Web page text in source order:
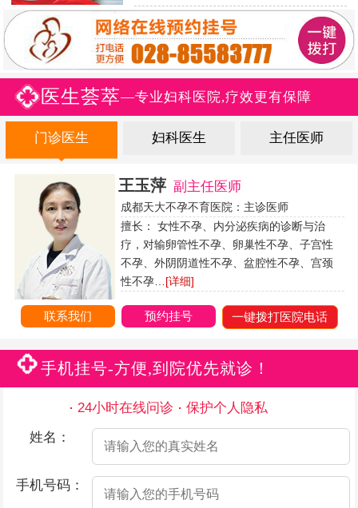
医生荟萃—专业妇科医院,疗效更有保障
门诊医生 妇科医生 主任医师
王玉萍 副主任医师
成都天大不孕不育医院：主诊医师
擅长： 女性不孕、内分泌疾病的诊断与治
疗，对输卵管性不孕、卵巢性不孕、子宫性
不孕、外阴阴道性不孕、盆腔性不孕、宫颈
性不孕… [详细]
联系我们 预约挂号 一键拨打医院电话
手机挂号-方便,到院优先就诊！
24小时在线问诊
保护个人隐私
姓名：
手机号码：